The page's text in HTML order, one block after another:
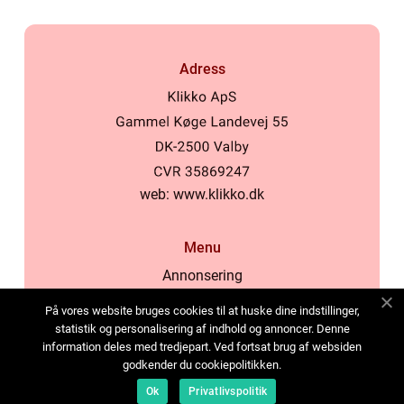
Adress
web: www.klikko.dk
Menu
Annonsering
Cookies
Kontakta oss
Sitemap
På vores website bruges cookies til at huske dine indstillinger,
statistik og personalisering af indhold og annoncer. Denne
information deles med tredjepart. Ved fortsat brug af websiden
godkender du cookiepolitikken.
Ok Privatlivspolitik